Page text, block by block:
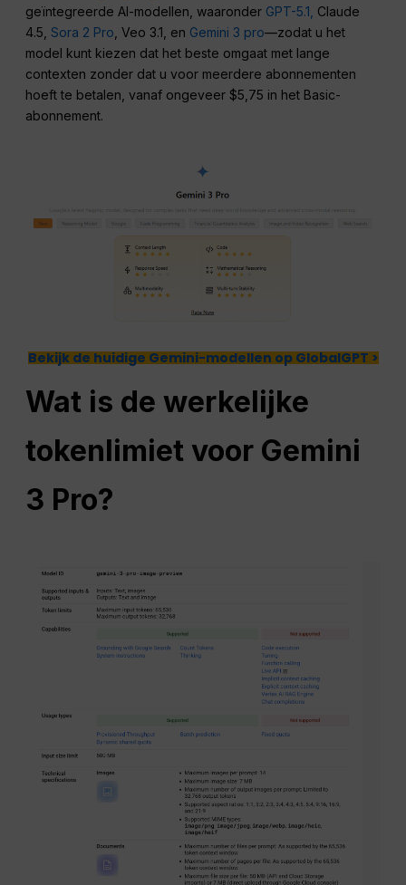
geïntegreerde AI-modellen, waaronder GPT-5.1, Claude
4.5,Sora 2 Pro , Veo 3.1, en Gemini 3 pro—zodat u het
model kunt kiezen dat het beste omgaat met lange
contexten zonder dat u voor meerdere abonnementen
hoeft te betalen, vanaf ongeveer $5,75 in het Basic-
abonnement.
Bekijk de huidige Gemini-modellen op GlobalGPT >
Wat is de werkelijke
tokenlimiet voor Gemini
3 Pro?